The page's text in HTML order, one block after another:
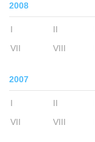
2008
I II
VII
VIII
2007
I II
VII
VIII